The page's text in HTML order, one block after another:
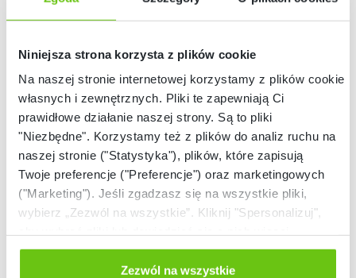
Niniejsza strona korzysta z plików cookie
Na naszej stronie internetowej korzystamy z plików cookie:
własnych i zewnętrznych. Pliki te zapewniają Ci
prawidłowe działanie naszej strony. Są to pliki
"Niezbędne". Korzystamy też z plików do analiz ruchu na
naszej stronie ("Statystyka"), plików, które zapisują
Twoje preferencje ("Preferencje") oraz marketingowych
("Marketing"). Jeśli zgadzasz się na wszystkie pliki,
wybierz „Zezwól na wszystkie”. Kliknij "Spersonalizuj",
Odmów zgody poprzez przycisk „Odmowa”. Wtedy
użyjemy tylko plików niezbędnych dla naszej strony.
Zezwól na wszystkie
Dostępny
Eduterapeutica Lux
Dysleksja pakiet
Kod produktu:145194
1 490,00 zł
Dostępny na
zamówienie
eduSensus Logopedia
Pro – Pakiet
Poszerzony 4.0
Kod produktu:110165
5 185,00 zł